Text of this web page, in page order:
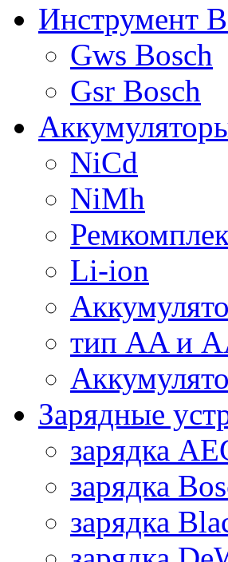
Инструмент
Gws Bosch
Gsr Bosch
NiCd
NiMh
Li-ion
тип AA и
Зарядные
зарядка
зарядка
зарядка